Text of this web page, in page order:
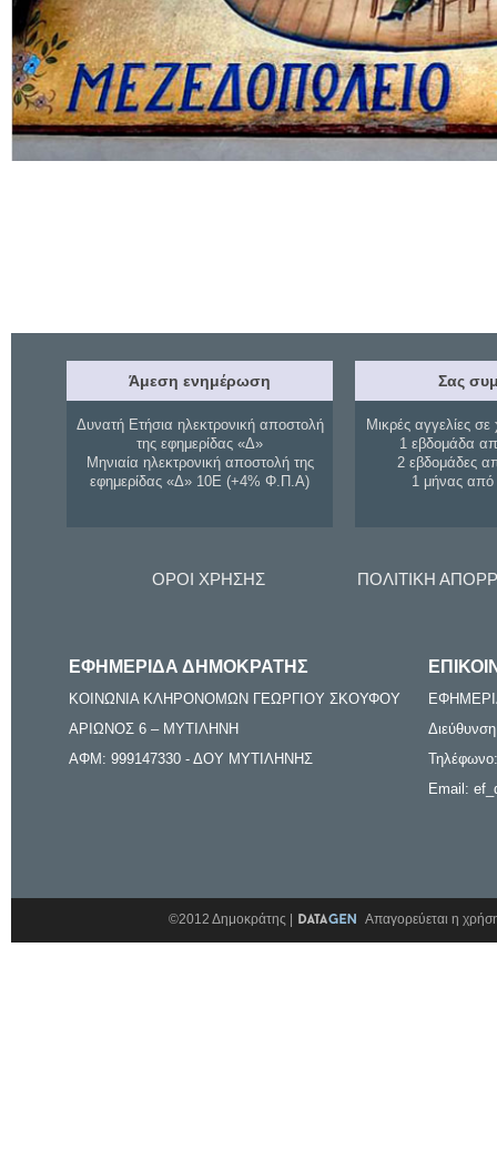
Άμεση ενημέρωση
Δυνατή Ετήσια ηλεκτρονική αποστολή
της εφημερίδας «Δ»
Μηνιαία ηλεκτρονική αποστολή της
εφημερίδας «Δ» 10Ε (+4% Φ.Π.Α)
Σας
Μικρές αγγελίες σε
1 εβδομάδα
2 εβδομάδες
1 μήνας
ΟΡΟΙ ΧΡΗΣΗΣ ΠΟΛΙΤΙΚΗ
ΕΦΗΜΕΡΙΔΑ ΔΗΜΟΚΡΑΤΗΣ
ΚΟΙΝΩΝΙΑ ΚΛΗΡΟΝΟΜΩΝ ΓΕΩΡΓΙΟΥ ΣΚΟΥΦΟΥ
ΑΡΙΩΝΟΣ 6 – ΜΥΤΙΛΗΝΗ
ΑΦΜ: 999147330 - ΔΟΥ ΜΥΤΙΛΗΝΗΣ
Email:
©2012 Δημοκράτης | Απαγορεύεται η